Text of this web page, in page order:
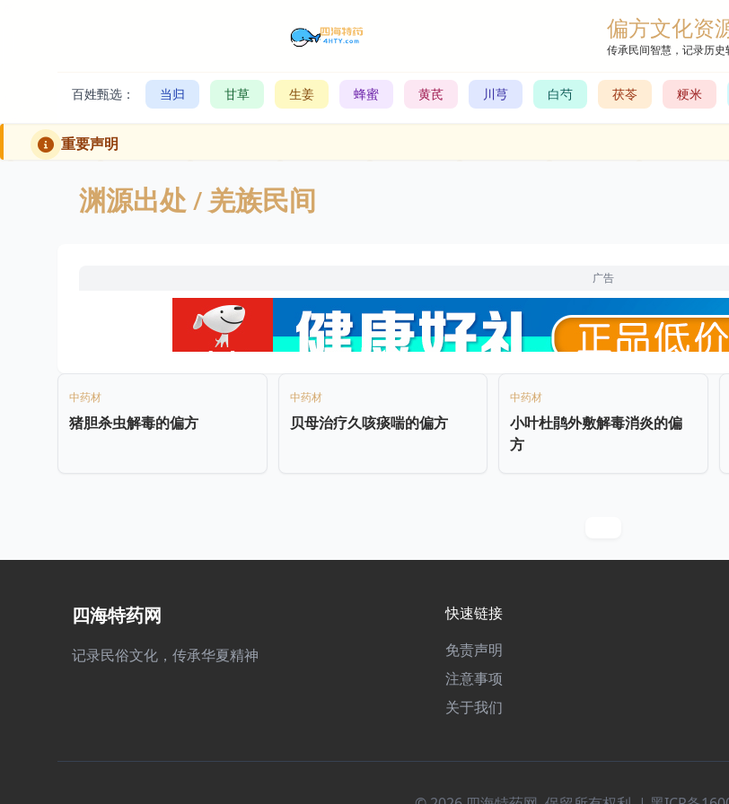
偏方文化资
传承民间智慧，记录历史
百姓甄选： 当归 甘草 生姜 蜂蜜 黄芪 川芎 白芍 茯苓 粳米
重要声明
渊源出处/ 羌族民间
广告
中药材
猪胆杀虫解毒的偏方
中药材
贝母治疗久咳痰喘的偏方
中药材
小叶杜鹃外敷解毒消炎的偏
方
四海特药网
记录民俗文化，传承华夏精神
快速链接
免责声明
注意事项
关于我们